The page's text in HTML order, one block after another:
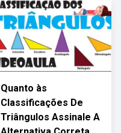
Quanto às
Classificações De
Triângulos Assinale A